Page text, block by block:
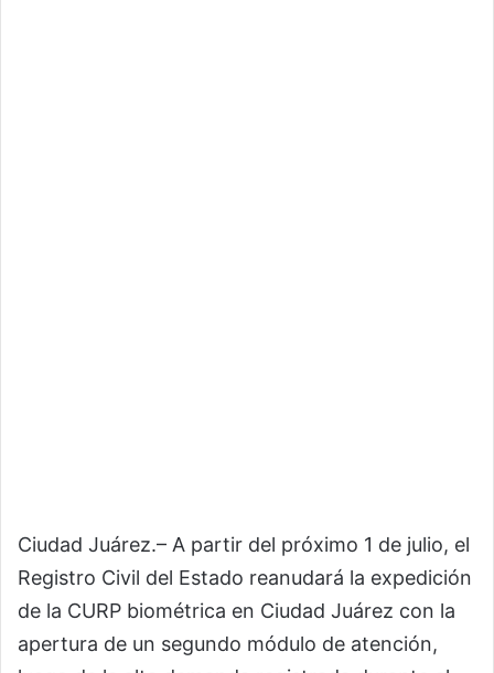
Ciudad Juárez.– A partir del próximo 1 de julio, el
Registro Civil del Estado reanudará la expedición
de la CURP biométrica en Ciudad Juárez con la
apertura de un segundo módulo de atención,